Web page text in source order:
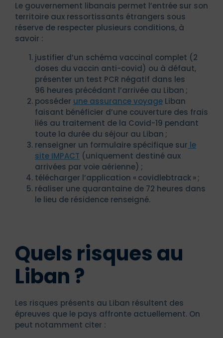
Le gouvernement libanais permet l’entrée sur son
territoire aux ressortissants étrangers sous
réserve de respecter plusieurs conditions, à
savoir :
justifier d’un schéma vaccinal complet (2
doses du vaccin anti-covid) ou à défaut,
présenter un test PCR négatif dans les
96 heures précédant l’arrivée au Liban ;
posséder une assurance voyage Liban
faisant bénéficier d’une couverture des frais
liés au traitement de la Covid-19 pendant
toute la durée du séjour au Liban ;
renseigner un formulaire spécifique sur le
site IMPACT (uniquement destiné aux
arrivées par voie aérienne) ;
télécharger l’application « covidlebtrack » ;
réaliser une quarantaine de 72 heures dans
le lieu de résidence renseigné.
Quels risques au
Liban ?
Les risques présents au Liban résultent des
épreuves que le pays affronte actuellement. On
peut notamment citer :